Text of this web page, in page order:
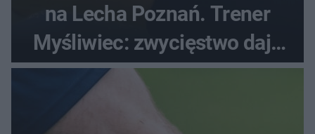
na Lecha Poznań. Trener
Myśliwiec: zwycięstwo daje
satysfakcję